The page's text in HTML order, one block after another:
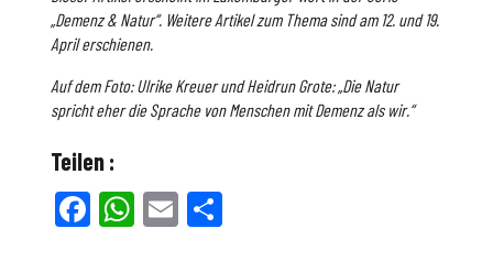
„Demenz & Natur“. Weitere Artikel zum Thema sind am 12. und 19.
April erschienen.
Auf dem Foto: Ulrike Kreuer und Heidrun Grote: „Die Natur
spricht eher die Sprache von Menschen mit Demenz als wir.“
Teilen :
Facebook
WhatsApp
Email